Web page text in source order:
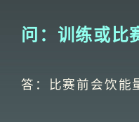
问：训练或比
答：比赛前会饮能